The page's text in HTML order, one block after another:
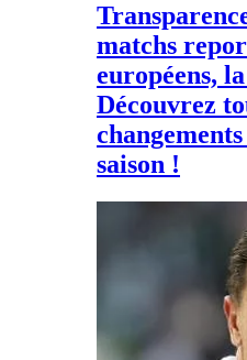
matchs
européens,
Découvrez
saison !